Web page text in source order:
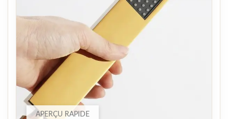
APERÇU RAPIDE